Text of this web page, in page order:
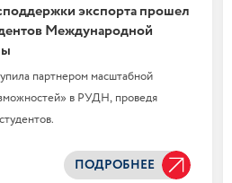
экспорта прошел
Международной
партнером масштабной
в РУДН, проведя
ПОДРОБНЕЕ